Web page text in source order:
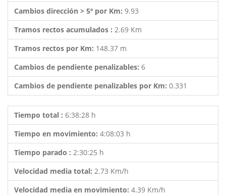
Cambios dirección > 5º por Km: 9.93
Tramos rectos acumulados : 2.69 Km
Tramos rectos por Km: 148.37 m
Cambios de pendiente penalizables: 6
Cambios de pendiente penalizables por Km: 0.331
Tiempo total : 6:38:28 h
Tiempo en movimiento: 4:08:03 h
Tiempo parado : 2:30:25 h
Velocidad media total: 2.73 Km/h
Velocidad media en movimiento: 4.39 Km/h